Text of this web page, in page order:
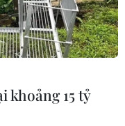
khoảng 15 tỷ